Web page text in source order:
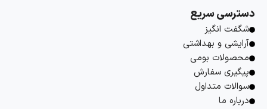
دسترسی سریع
شگفت انگیز
آرایشی و بهداشتی
محصولات بومی
پیگیری سفارش
سوالات متداول
درباره ما